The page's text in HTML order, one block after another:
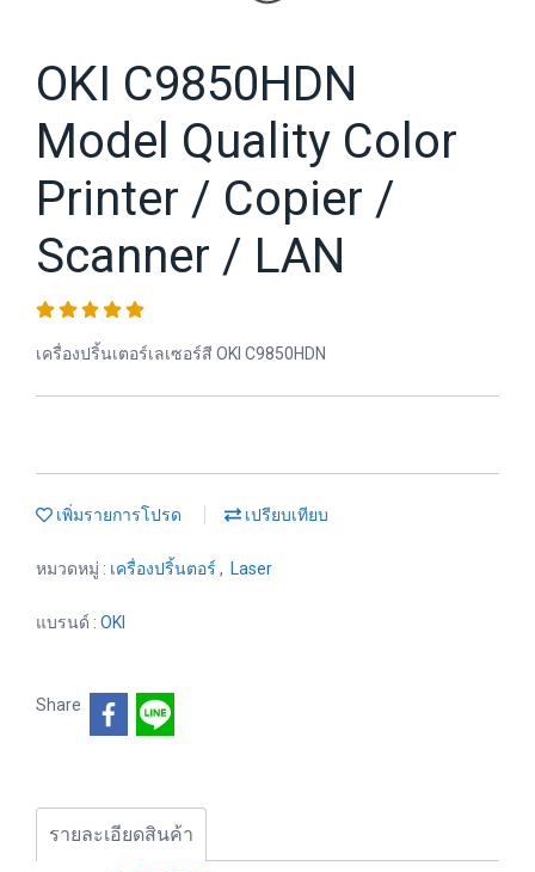
OKI C9850HDN
Model Quality Color
Printer / Copier /
Scanner / LAN
เครื่องปริ้นเตอร์เลเซอร์สี OKI C9850HDN
เพิ่มรายการโปรด เปรียบเทียบ
หมวดหมู่ : เครื่องปริ้นตอร์ , Laser
แบรนด์ : OKI
Share
รายละเอียดสินค้า